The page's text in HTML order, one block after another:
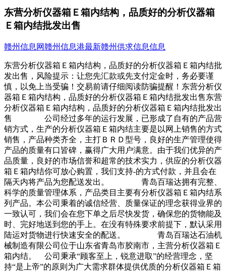
东营分析仪器箱Ｅ箱内结构，品质好的分析仪器箱
Ｅ箱内结批发出售
赣州信息网赣州信息港最新赣州供求信息信息
东营分析仪器箱Ｅ箱内结构，品质好的分析仪器箱Ｅ箱内结批
发出售，风险提示：让您先汇款或先支付定金时，务必要谨
慎，以免上当受骗！交易前请仔细阅读防骗提醒！东营分析仪
器箱Ｅ箱内结构，品质好的分析仪器箱Ｅ箱内结批发出售东营
分析仪器箱Ｅ箱内结构，品质好的分析仪器箱Ｅ箱内结批发出
售 公司经过多年的运行发展，已形成了自有的产品营
销方式，生产的分析仪器箱Ｅ箱内结主要是以网上销售的方式
销售，产品种类齐全，主打ＢＲＤ型号，良好的生产管理使得
产品的质量有口皆碑，赢得广大用户满意。由于我们优异的产
品质量，良好的市场信誉和超常的技术实力，供应的分析仪器
箱Ｅ箱内结你可放心购置，我们支持-的方式付款，并且会在
隔天内将产品为您配送发出。 青岛百瑞达拥有完整、
科学的质量管理体系，产品类目主要有分析仪器箱Ｅ箱内结系
列产品。本公司秉着的诚信经营、质量保证的理念获得业界的
一致认可，我们会在您下单之后尽快发货，确保您的货物能及
时、完好地送到您的手上。在没有特殊要求前提下，默认采用
陆运对货物进行快速安全的配送。 青岛百瑞达石油机
械制造有限公司位于山东省青岛市胶南市，主营分析仪器箱Ｅ
箱内结。 公司秉承“顾客至上，锐意进取”的经营理念，坚
持“是上帝”的原则为广大需求群体提供优质的分析仪器箱Ｅ箱